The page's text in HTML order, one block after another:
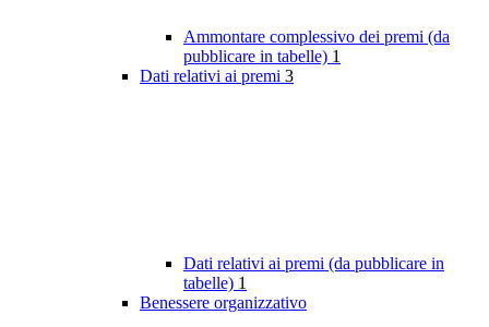
Ammontare complessivo dei premi (da
pubblicare in tabelle) 1
Dati relativi ai premi 3
Dati relativi ai premi (da pubblicare in
tabelle) 1
Benessere organizzativo